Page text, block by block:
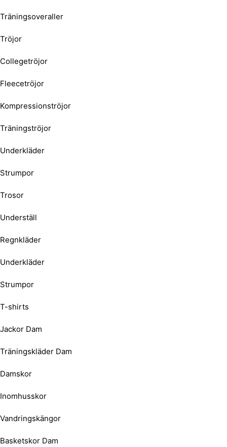
Träningsoveraller
Tröjor
Collegetröjor
Fleecetröjor
Kompressionströjor
Träningströjor
Underkläder
Strumpor
Trosor
Underställ
Regnkläder
Underkläder
Strumpor
T-shirts
Jackor Dam
Träningskläder Dam
Damskor
Inomhusskor
Vandringskängor
Basketskor Dam